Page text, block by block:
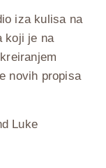
iza kulisa na
koji je na
novih propisa
Luke